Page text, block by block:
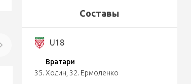
Составы
U18
Вратари
35. Ходин 32. Ермоленко